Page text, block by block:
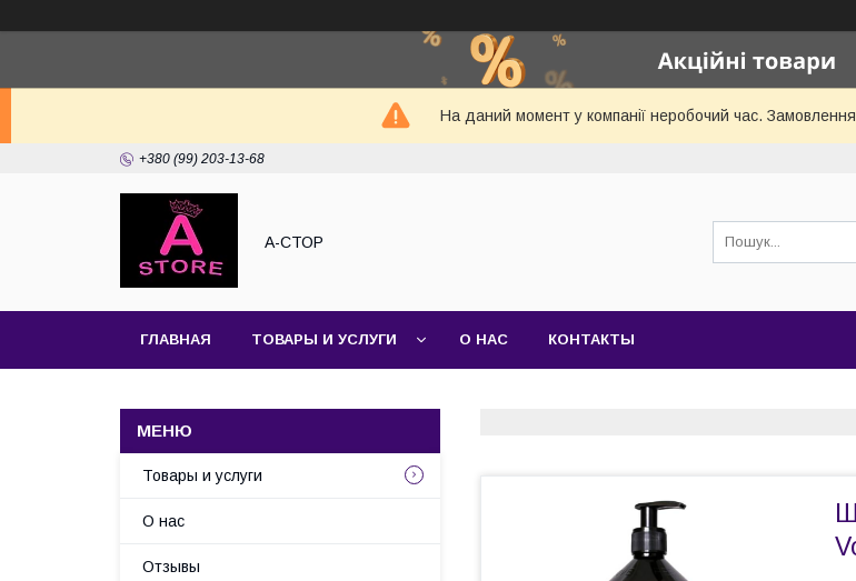
На даний момент у компанії неробочий час.
+380 (99) 203-13-68
А-СТОР
ГЛАВНАЯ ТОВАРЫ И УСЛУГИ О НАС КОНТАКТЫ
Товары и услуги
О нас
Отзывы